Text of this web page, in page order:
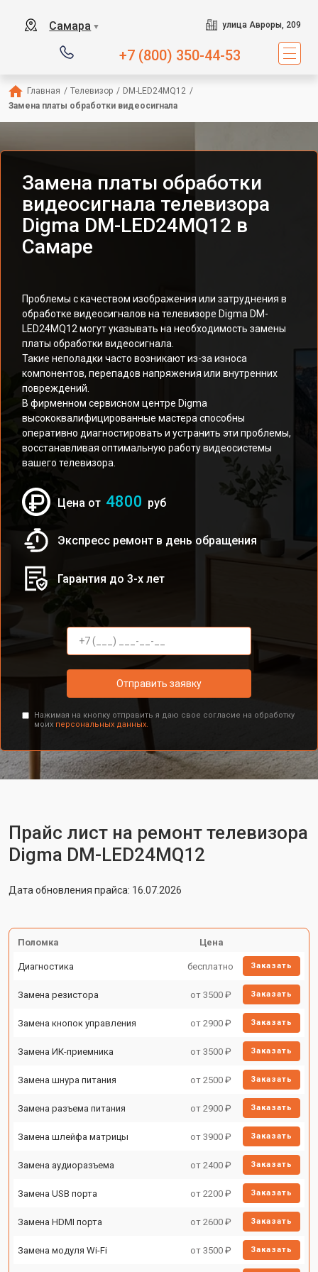
Самара ▼ улица Авроры, 209
+7 (800) 350-44-53
Главная / Телевизор / DM-LED24MQ12 /
Замена платы обработки видеосигнала
Замена платы обработки
видеосигнала телевизора
Digma DM-LED24MQ12 в
Самаре
Проблемы с качеством изображения или затруднения в
обработке видеосигналов на телевизоре Digma DM-
LED24MQ12 могут указывать на необходимость замены
платы обработки видеосигнала.
Такие неполадки часто возникают из-за износа
компонентов, перепадов напряжения или внутренних
повреждений.
В фирменном сервисном центре Digma
высококвалифицированные мастера способны
оперативно диагностировать и устранить эти проблемы,
восстанавливая оптимальную работу видеосистемы
вашего телевизора.
Цена от 4800 руб
Экспресс ремонт в день обращения
Гарантия до 3-х лет
Отправить заявку
Нажимая на кнопку отправить я даю свое согласие на обработку
моих персональных данных.
Прайс лист на ремонт телевизора
Digma DM-LED24MQ12
Дата обновления прайса: 16.07.2026
Поломка Цена
Диагностика бесплатно Заказать
Замена резистора от 3500 ₽ Заказать
Замена кнопок управления от 2900 ₽ Заказать
Замена ИК-приемника от 3500 ₽ Заказать
Замена шнура питания от 2500 ₽ Заказать
Замена разъема питания от 2900 ₽ Заказать
Замена шлейфа матрицы от 3900 ₽ Заказать
Замена аудиоразъема от 2400 ₽ Заказать
Замена USB порта от 2200 ₽ Заказать
Замена HDMI порта от 2600 ₽ Заказать
Замена модуля Wi-Fi от 3500 ₽ Заказать